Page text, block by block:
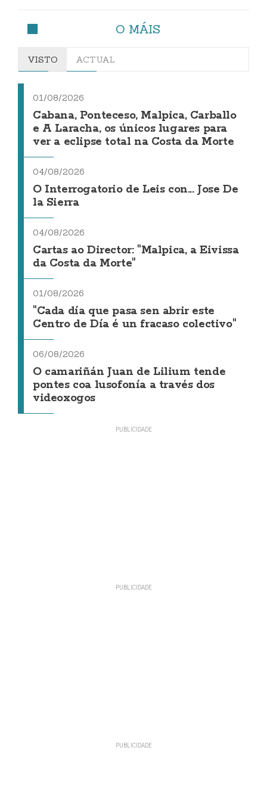
O MÁIS
VISTO ACTUAL
01/08/2026
Cabana, Ponteceso, Malpica, Carballo
e A Laracha, os únicos lugares para
ver a eclipse total na Costa da Morte
04/08/2026
O Interrogatorio de Leis con... Jose De
la Sierra
04/08/2026
Cartas ao Director: "Malpica, a Eivissa
da Costa da Morte"
01/08/2026
"Cada día que pasa sen abrir este
Centro de Día é un fracaso colectivo"
06/08/2026
O camariñán Juan de Lilium tende
pontes coa lusofonía a través dos
videoxogos